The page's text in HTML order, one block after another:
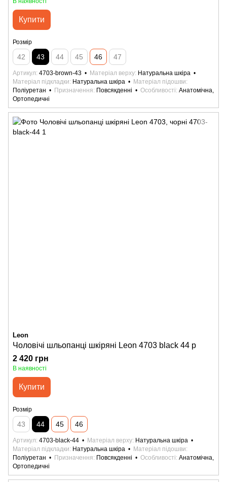
Купити
Розмір
42 43 44 45 46 47
Артикул 4703-brown-43 Матеріал верху Натуральна шкіра
Матеріал підкладки
Натуральна шкіра
Матеріал підошви
Поліуретан
Призначення Повсякденні Особливості Анатомічна,
Ортопедичні
Leon
Чоловічі шльопанці шкіряні Leon 4703 black 44 р
2 420 грн
В наявності
Купити
Розмір
43 44 45 46
Артикул 4703-black-44 Матеріал верху Натуральна шкіра
Матеріал підкладки
Натуральна шкіра
Матеріал підошви
Поліуретан
Призначення Повсякденні Особливості Анатомічна,
Ортопедичні